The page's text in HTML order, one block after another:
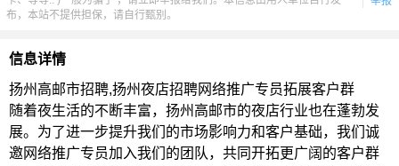
布，本站不提供担保，请自行甄别。
信息详情
扬州高邮市招聘,扬州夜店招聘网络推广专员拓展客户群
随着夜生活的不断丰富，扬州高邮市的夜店行业也在蓬勃发
展。为了进一步提升我们的市场影响力和客户基础，我们诚
邀网络推广专员加入我们的团队，共同开拓更广阔的客户群